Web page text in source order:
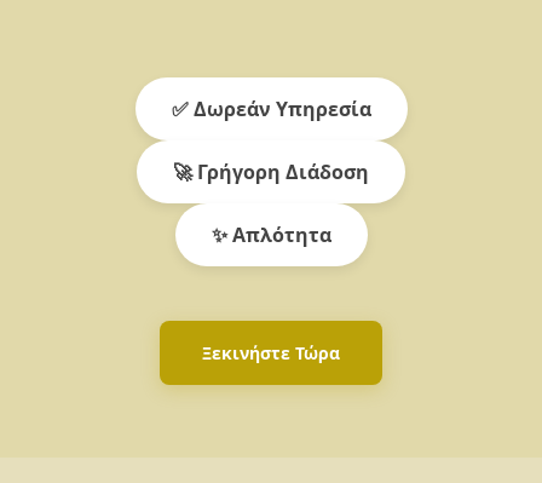
✅ Δωρεάν Υπηρεσία
🚀 Γρήγορη Διάδοση
✨ Απλότητα
Ξεκινήστε Τώρα